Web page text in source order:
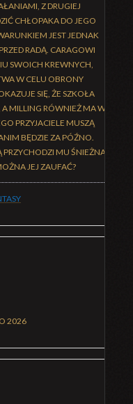
Z DRUGIEJ
CHŁOPAKA DO JEGO
JEST JEDNAK
RADĄ. CARAGOWI
SWOICH KREWNYCH,
W CELU OBRONY
SIĘ, ŻE SZKOŁA
A MILLING RÓWNIEŻ MA W
PRZYJACIELE MUSZĄ
BĘDZIE ZA PÓŹNO.
MU ŚNIEŻNA
JEJ ZAUFAĆ?
2026